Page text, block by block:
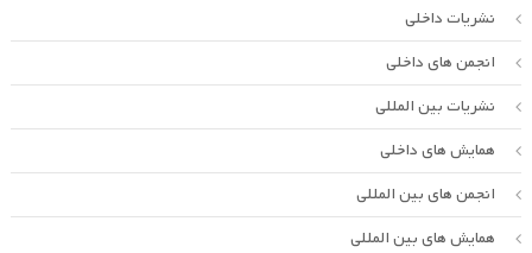
نشریات داخلی
انجمن های داخلی
نشریات بین المللی
همایش های داخلی
انجمن های بین المللی
همایش های بین المللی